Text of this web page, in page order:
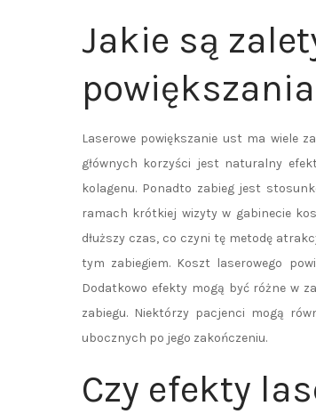
Jakie są
Laserowe powiększanie ust ma wiele
głównych korzyści jest naturalny
kolagenu. Ponadto zabieg jest
ramach krótkiej wizyty w gabinecie
dłuższy czas, co czyni tę metodę
tym zabiegiem. Koszt laserowego
Dodatkowo efekty mogą być różne w
zabiegu. Niektórzy pacjenci mogą
ubocznych po jego zakończeniu.
Czy efekty